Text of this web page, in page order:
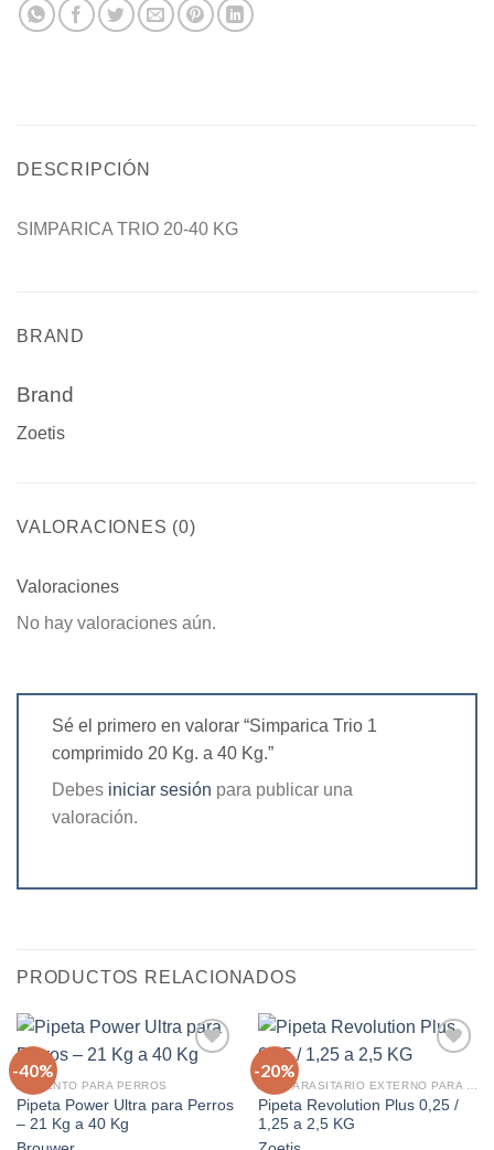
DESCRIPCIÓN
SIMPARICA TRIO 20-40 KG
BRAND
Brand
Zoetis
VALORACIONES (0)
Valoraciones
No hay valoraciones aún.
Sé el primero en valorar “Simparica Trio 1
comprimido 20 Kg. a 40 Kg.”
Debes iniciar sesión para publicar una
valoración.
PRODUCTOS RELACIONADOS
-40%
Agregar
ALIMENTO PARA PERROS
Pipeta Power Ultra para Perros
– 21 Kg a 40 Kg
-20%
Agregar
Pipeta Revolution Plus 0,25 /
1,25 a 2,5 KG